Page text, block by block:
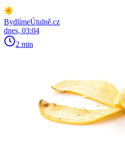
BydlímeÚtulně.cz
dnes, 03:04
2 min